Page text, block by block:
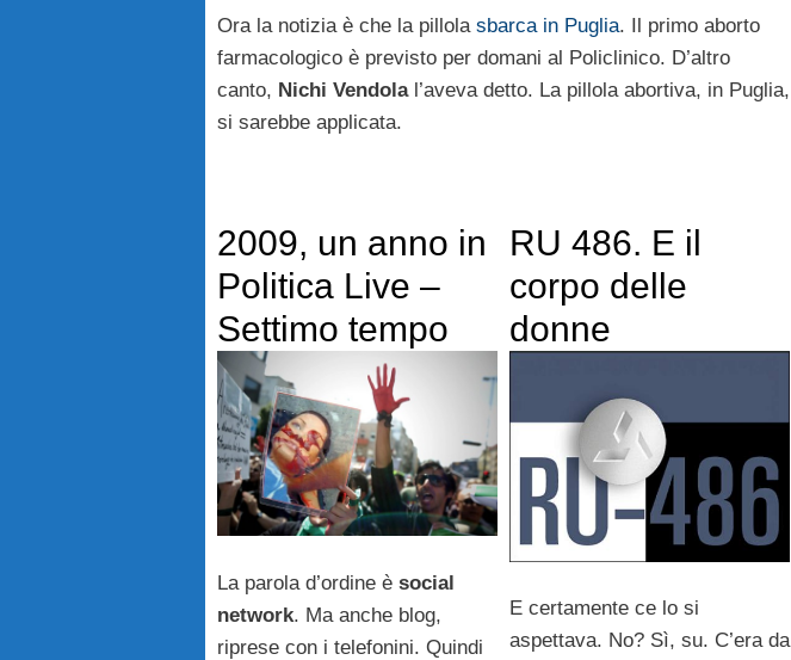
Ora la notizia è che la pillola sbarca in Puglia. Il primo aborto
farmacologico è previsto per domani al Policlinico. D’altro
canto, Nichi Vendolal’aveva detto. La pillola abortiva, in Puglia,
si sarebbe applicata.
2009, un anno in
Politica Live –
Settimo tempo
La parola d’ordine è social
network. Ma anche blog,
riprese con i telefonini. Quindi
RU 486. E il
corpo delle
donne
E certamente ce lo si
aspettava. No? Sì, su. C’era da